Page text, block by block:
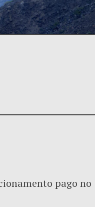
pago no